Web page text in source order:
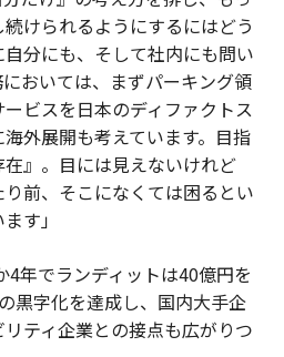
けられるようにするにはどう
分にも、そして社内にも問い
おいては、まずパーキング領
ビスを日本のディファクトス
外展開も考えています。目指
』。目には見えないけれど
前、そこになくては困るとい
す」
年でランディットは40億円を
黒字化を達成し、国内大手企
ティ企業との接点も広がりつ